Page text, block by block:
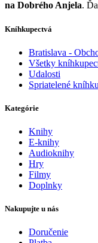
na Dobrého Anjela.
Kníhkupectvá
Bratislava -
Všetky
Udalosti
Spriatelené
Kategórie
Knihy
E-knihy
Audioknihy
Hry
Filmy
Doplnky
Nakupujte u nás
Doručenie